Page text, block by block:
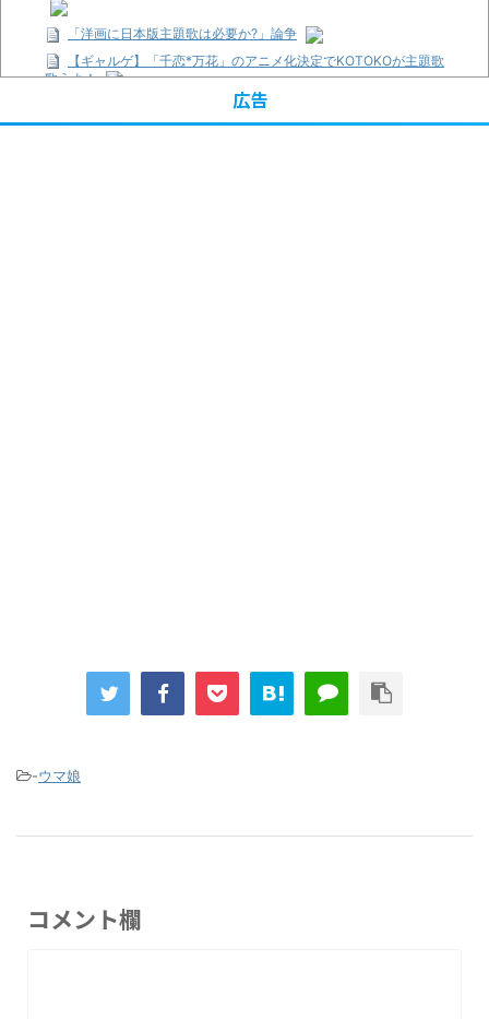
「洋画に日本版主題歌は必要か?」論争
【ギャルゲ】「千恋*万花」のアニメ化決定でKOTOKOが主題歌
歌うよ！
【R-18】真・女神転生 Road to the Transcendence【二次創作】
第２０話
広告
-ウマ娘
コメント欄